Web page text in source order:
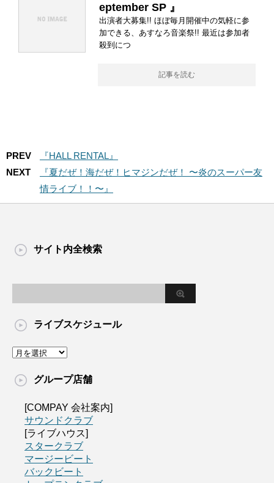
eptember SP 』
出演者大募集!! ほぼ毎月開催中の気軽に参
加できる、あすなろ音楽祭!! 最近は参加者
殺到につ
記事を読む
PREV
『HALL RENTAL』
NEXT
『夏だぜ！海だぜ！ヒマジンだぜ！ 〜炎のスーパー友
情ライブ！！〜』
サイト内全検索
ライブスケジュール
グループ店舗
[COMPAY 会社案内]
サウンドクラブ
[ライブハウス]
スタークラブ
マージービート
バックビート